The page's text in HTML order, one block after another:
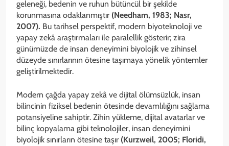
geleneği, bedenin ve ruhun bütüncül bir şekilde
korunmasına odaklanmıştır (Needham, 1983; Nasr,
2007). Bu tarihsel perspektif, modern biyoteknoloji ve
yapay zekâ araştırmaları ile paralellik gösterir; zira
günümüzde de insan deneyimini biyolojik ve zihinsel
düzeyde sınırlarının ötesine taşımaya yönelik yöntemler
geliştirilmektedir.
Modern çağda yapay zekâ ve dijital ölümsüzlük, insan
bilincinin fiziksel bedenin ötesinde devamlılığını sağlama
potansiyeline sahiptir. Zihin yükleme, dijital avatarlar ve
bilinç kopyalama gibi teknolojiler, insan deneyimini
biyolojik sınırların ötesine taşır (Kurzweil, 2005; Floridi,